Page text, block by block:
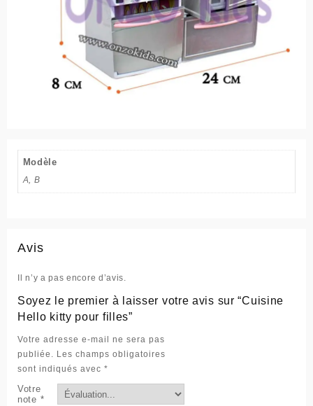
Modèle
A, B
Avis
Il n’y a pas encore d’avis.
Soyez le premier à laisser votre avis sur “Cuisine
Hello kitty pour filles”
Votre adresse e-mail ne sera pas
publiée. Les champs obligatoires
sont indiqués avec *
Votre
note *